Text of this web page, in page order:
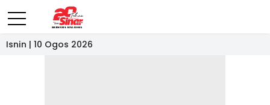
Isnin | 10 Ogos 2026